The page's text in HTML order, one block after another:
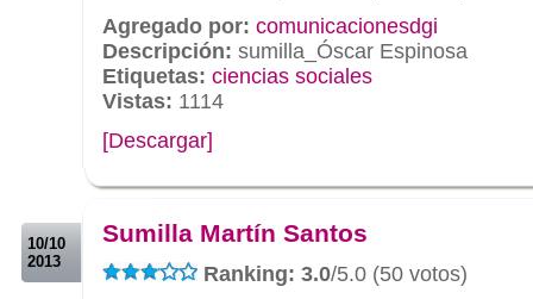
Agregado por: comunicacionesdgi
Descripción: sumilla_Óscar Espinosa
Etiquetas: ciencias sociales
Vistas: 1114
[Descargar]
10/10
2013
Sumilla Martín Santos
Ranking: 3.0/5.0 (50 votos)